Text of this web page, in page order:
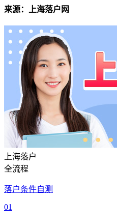
来源：上海落户网
上海落户
全流程
落户条件自测
01